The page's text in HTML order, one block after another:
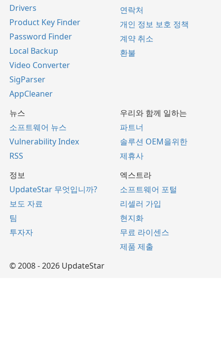
Drivers
Product Key Finder
Password Finder
Local Backup
Video Converter
SigParser
AppCleaner
연락처
개인 정보 보호 정책
계약 취소
환불
뉴스
소프트웨어 뉴스
Vulnerability Index
RSS
우리와 함께 일하는
파트너
솔루션 OEM을위한
제휴사
정보
UpdateStar 무엇입니까?
보도 자료
팀
투자자
엑스트라
소프트웨어 포털
리셀러 가입
현지화
무료 라이센스
제품 제출
© 2008 - 2026 UpdateStar